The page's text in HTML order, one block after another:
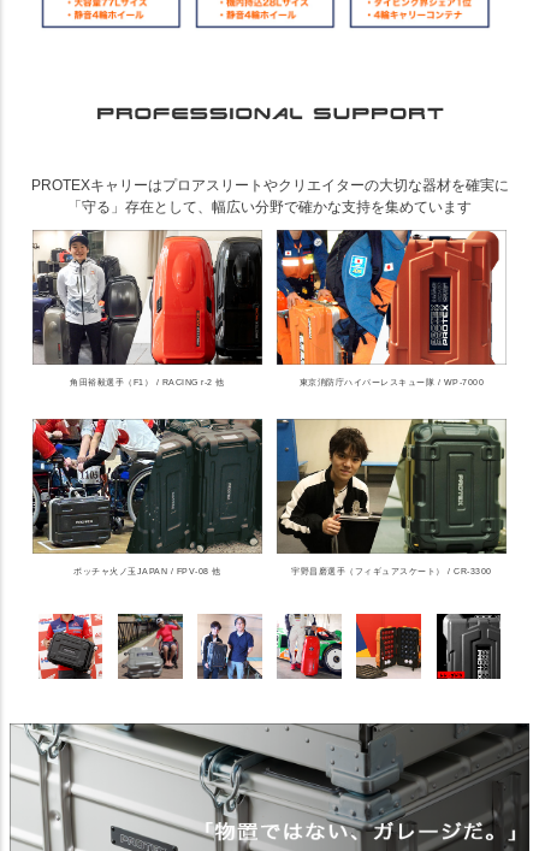
PROTEXキャリーはプロアスリートやクリエイターの大切な器材を確実に
「守る」存在として、幅広い分野で確かな支持を集めています
角田裕毅選手（F1） / RACING r-2 他 東京消防庁ハイパーレスキュー隊 / WP-7000
ボッチャ火ノ玉JAPAN / FPV-08 他 宇野昌磨選手（フィギュアスケート） / CR-3300